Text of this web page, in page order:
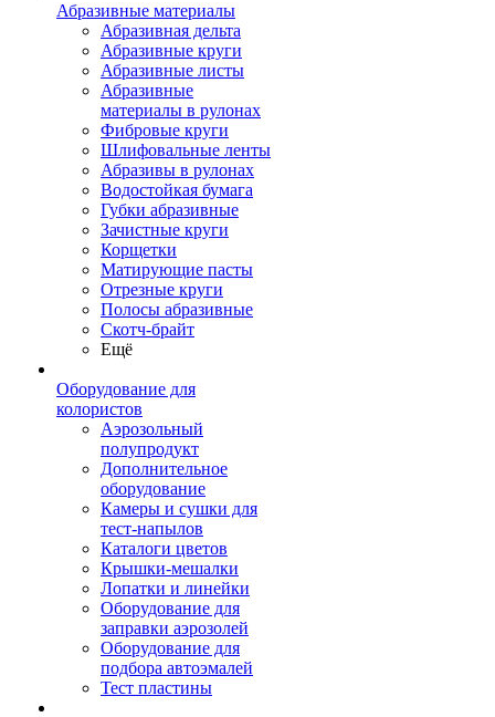
Абразивные материалы
Абразивная дельта
Абразивные круги
Абразивные листы
Абразивные
материалы в рулонах
Фибровые круги
Шлифовальные ленты
Абразивы в рулонах
Водостойкая бумага
Губки абразивные
Зачистные круги
Корщетки
Матирующие пасты
Отрезные круги
Полосы абразивные
Скотч-брайт
Ещё
Оборудование для
колористов
Аэрозольный
полупродукт
Дополнительное
оборудование
Камеры и сушки для
тест-напылов
Каталоги цветов
Крышки-мешалки
Лопатки и линейки
Оборудование для
заправки аэрозолей
Оборудование для
подбора автоэмалей
Тест пластины